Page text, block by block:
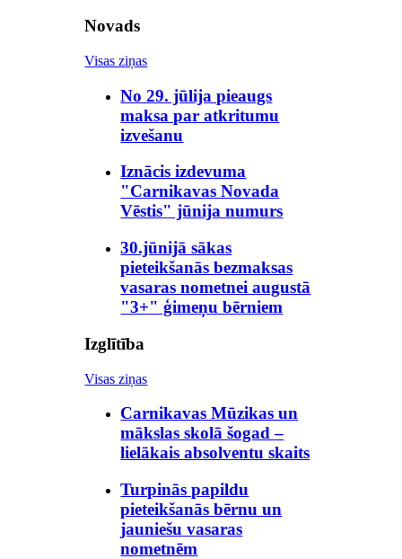
Novads
Visas ziņas
No 29. jūlija pieaugs
maksa par atkritumu
izvešanu
Iznācis izdevuma
"Carnikavas Novada
Vēstis" jūnija numurs
30.jūnijā sākas
pieteikšanās bezmaksas
vasaras nometnei augustā
"3+" ģimeņu bērniem
Izglītība
Visas ziņas
Carnikavas Mūzikas un
mākslas skolā šogad –
lielākais absolventu skaits
Turpinās papildu
pieteikšanās bērnu un
jauniešu vasaras
nometnēm